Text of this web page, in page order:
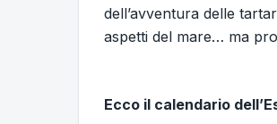
dell’avventura delle
aspetti del mare… ma
Ecco il calendario